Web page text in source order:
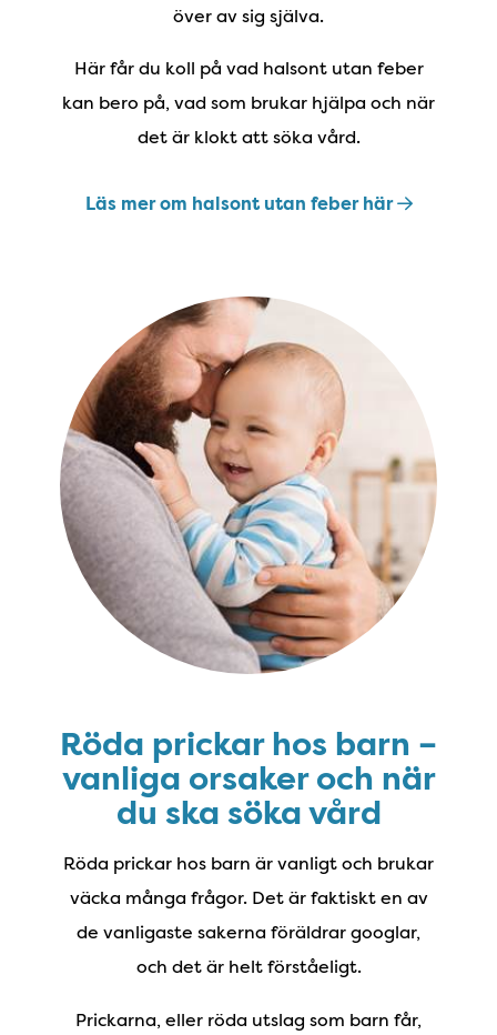
över av sig själva.
Här får du koll på vad halsont utan feber
kan bero på, vad som brukar hjälpa och när
det är klokt att söka vård.
Läs mer om halsont utan feber här
Röda prickar hos barn –
vanliga orsaker och när
du ska söka vård
Röda prickar hos barn är vanligt och brukar
väcka många frågor. Det är faktiskt en av
de vanligaste sakerna föräldrar googlar,
och det är helt förståeligt.
Prickarna, eller röda utslag som barn får,